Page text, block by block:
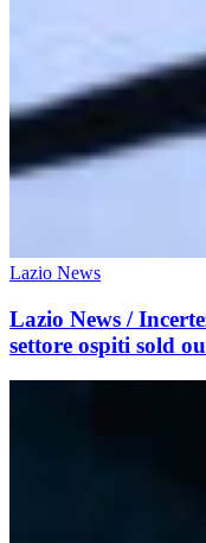
Lazio News
Lazio News /
settore ospiti sold